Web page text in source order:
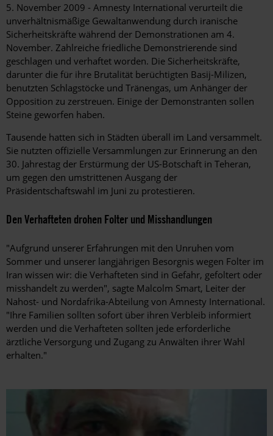
5. November 2009 - Amnesty International verurteilt die
unverhältnismäßige Gewaltanwendung durch iranische
Sicherheitskräfte während der Demonstrationen am 4.
November. Zahlreiche friedliche Demonstrierende sind
geschlagen und verhaftet worden. Die Sicherheitskräfte,
darunter die für ihre Brutalität berüchtigten Basij-Milizen,
benutzten Schlagstöcke und Tränengas, um Anhänger der
Opposition zu zerstreuen. Einige der Demonstranten sollen
Steine geworfen haben.
Tausende hatten sich in Städten überall im Land versammelt.
Sie nutzten offizielle Versammlungen zur Erinnerung an den
30. Jahrestag der Erstürmung der US-Botschaft in Teheran,
um gegen den umstrittenen Ausgang der
Präsidentschaftswahl im Juni zu protestieren.
Den Verhafteten drohen Folter und Misshandlungen
"Aufgrund unserer Erfahrungen mit den Unruhen vom
Sommer und unserer langjährigen Besorgnis wegen Folter im
Iran wissen wir: die Verhafteten sind in Gefahr, gefoltert oder
misshandelt zu werden", sagte Malcolm Smart, Leiter der
Nahost- und Nordafrika-Abteilung von Amnesty International.
"Ihre Familien sollten sofort über ihren Verbleib informiert
werden und die Verhafteten sollten jede erforderliche
ärztliche Versorgung und Zugang zu Anwälten ihrer Wahl
erhalten."